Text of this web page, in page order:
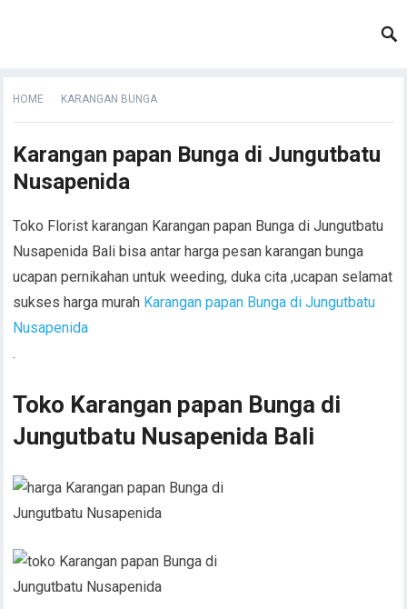
HOME KARANGAN BUNGA
Karangan papan Bunga di Jungutbatu
Nusapenida
Toko Florist karangan Karangan papan Bunga di Jungutbatu
Nusapenida Bali bisa antar harga pesan karangan bunga
ucapan pernikahan untuk weeding, duka cita ,ucapan selamat
sukses harga murah Karangan papan Bunga di Jungutbatu
Nusapenida
.
Toko Karangan papan Bunga di
Jungutbatu Nusapenida Bali